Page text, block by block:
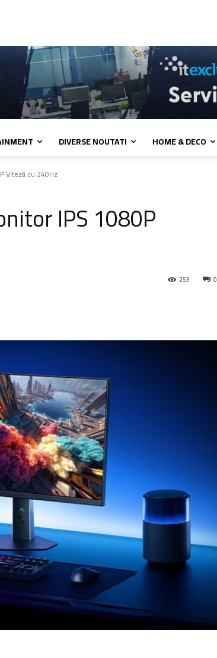
DIVERSE NOUTATI HOME & DECO
Viteză cu 240Hz
IPS 1080P
0
253